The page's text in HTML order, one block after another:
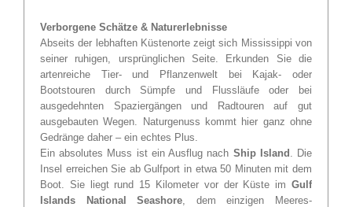
Verborgene Schätze & Naturerlebnisse
Abseits der lebhaften Küstenorte zeigt sich Mississippi von
seiner ruhigen, ursprünglichen Seite. Erkunden Sie die
artenreiche Tier- und Pflanzenwelt bei Kajak- oder
Bootstouren durch Sümpfe und Flussläufe oder bei
ausgedehnten Spaziergängen und Radtouren auf gut
ausgebauten Wegen. Naturgenuss kommt hier ganz ohne
Gedränge daher – ein echtes Plus.
Ein absolutes Muss ist ein Ausflug nach Ship Island . Die
Insel erreichen Sie ab Gulfport in etwa 50 Minuten mit dem
Boot. Sie liegt rund 15 Kilometer vor der Küste im Gulf
Islands National Seashore , dem einzigen Meeres-